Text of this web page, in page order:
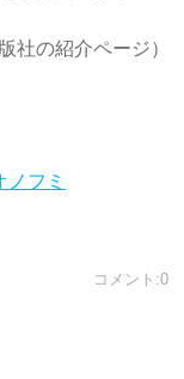
版社の紹介ページ）
フミ
コメント:0